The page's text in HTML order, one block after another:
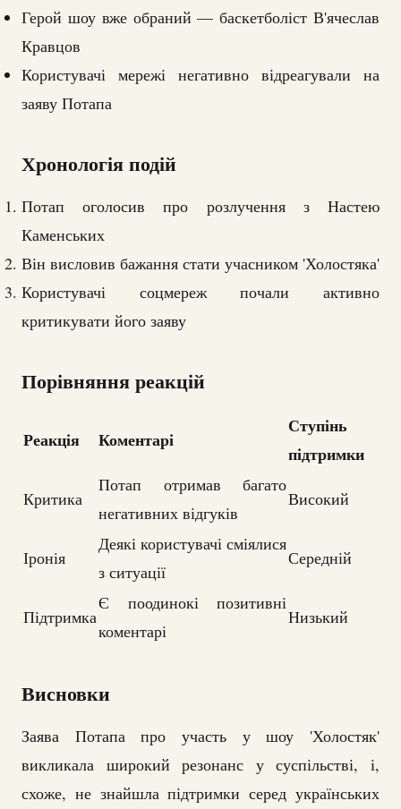
Герой шоу вже обраний — баскетболіст В'ячеслав
Кравцов
Користувачі мережі негативно відреагували на
заяву Потапа
Хронологія подій
Потап оголосив про розлучення з Настею
Каменських
Він висловив бажання стати учасником 'Холостяка'
Користувачі соцмереж почали активно
критикувати його заяву
Порівняння реакцій
Реакція Коментарі
Ступінь
підтримки
Критика
Потап отримав багато
негативних відгуків
Високий
Іронія
Деякі користувачі сміялися
з ситуації
Середній
Підтримка
Є поодинокі позитивні
коментарі
Низький
Висновки
Заява Потапа про участь у шоу 'Холостяк'
викликала широкий резонанс у суспільстві, і,
схоже, не знайшла підтримки серед українських